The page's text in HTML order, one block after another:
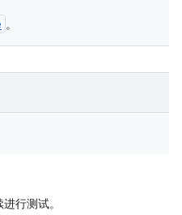
。
行测试。